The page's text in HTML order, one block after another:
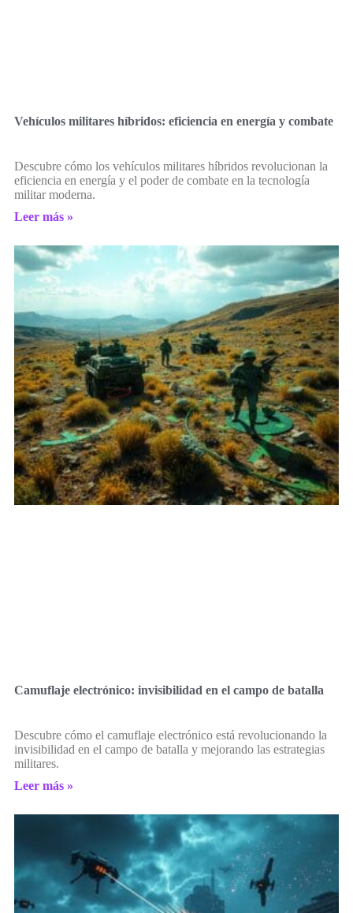
Vehículos militares híbridos: eficiencia en energía y combate
Descubre cómo los vehículos militares híbridos revolucionan la
eficiencia en energía y el poder de combate en la tecnología
militar moderna.
Leer más »
Camuflaje electrónico: invisibilidad en el campo de batalla
Descubre cómo el camuflaje electrónico está revolucionando la
invisibilidad en el campo de batalla y mejorando las estrategias
militares.
Leer más »